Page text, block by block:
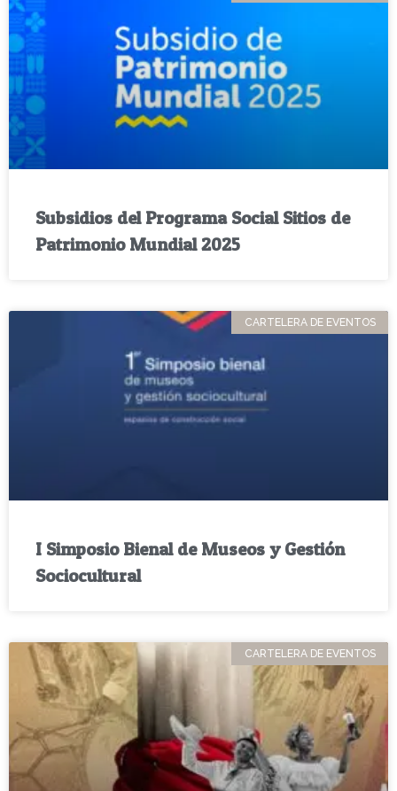
Subsidios del Programa Social Sitios de
Patrimonio Mundial 2025
CARTELERA DE EVENTOS
I Simposio Bienal de Museos y Gestión
Sociocultural
CARTELERA DE EVENTOS